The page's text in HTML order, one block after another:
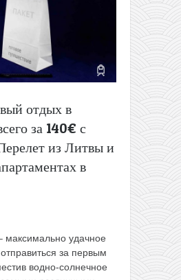
отдых в
за 140€ с
из Литвы и
в
максимально удачное
за первым
водно-солнечное